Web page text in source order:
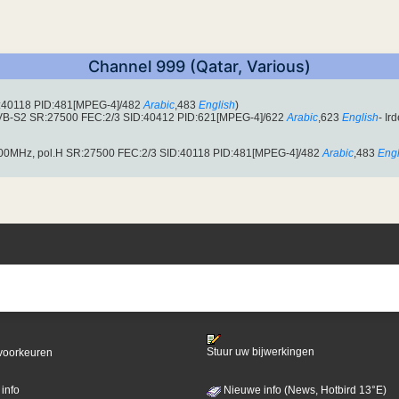
Channel 999 (Qatar, Various)
PID:481[MPEG-4]/482 Arabic,483 English)
S2 SR:27500 FEC:2/3 SID:40412 PID:621[MPEG-4]/622 Arabic,623 English-
pol.H SR:27500 FEC:2/3 SID:40118 PID:481[MPEG-4]/482 Arabic,483
Stuur uw bijwerkingen
Nieuwe info (News, Hotbird 13°E)